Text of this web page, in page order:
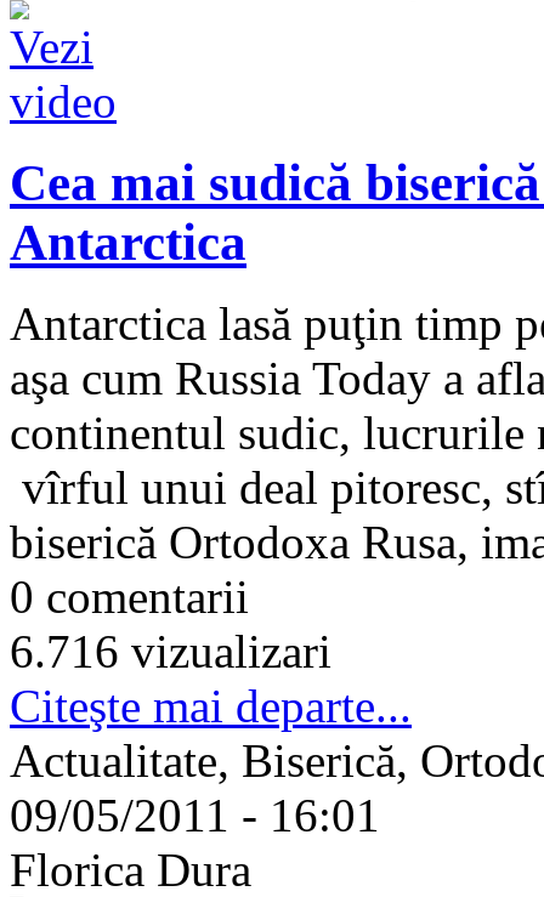
Cea mai sudică
Antarctica
Antarctica lasă puţin timp
aşa cum Russia Today a
continentul sudic, lucrurile
vîrful unui deal pitoresc,
biserică Ortodoxa Rusa,
0 comentarii
6.716 vizualizari
Citeşte mai departe...
Actualitate, Biserică,
09/05/2011 - 16:01
Florica Dura